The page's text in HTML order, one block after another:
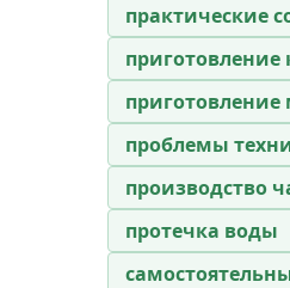
практические
приготовление
приготовление
проблемы
производство
протечка воды